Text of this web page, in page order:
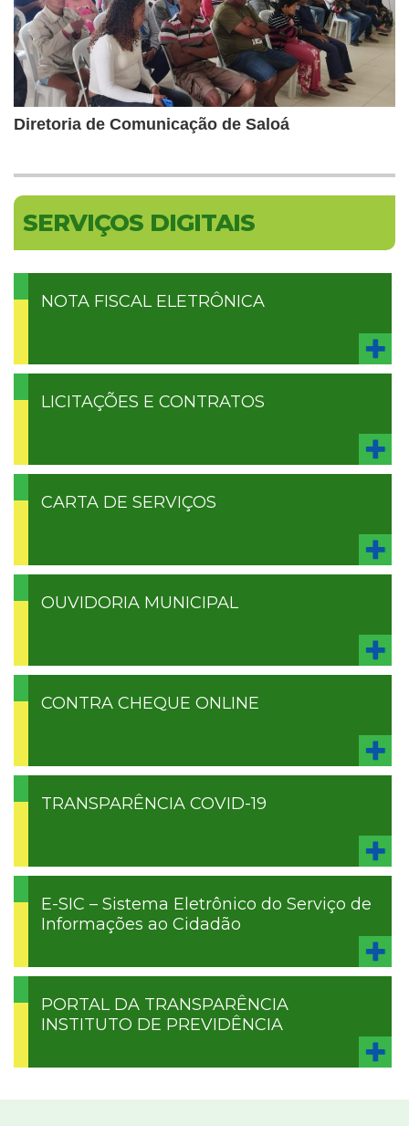
Diretoria de Comunicação de Saloá
SERVIÇOS DIGITAIS
NOTA FISCAL ELETRÔNICA
LICITAÇÕES E CONTRATOS
CARTA DE SERVIÇOS
OUVIDORIA MUNICIPAL
CONTRA CHEQUE ONLINE
TRANSPARÊNCIA COVID-19
E-SIC – Sistema Eletrônico do Serviço de
Informações ao Cidadão
PORTAL DA TRANSPARÊNCIA
INSTITUTO DE PREVIDÊNCIA